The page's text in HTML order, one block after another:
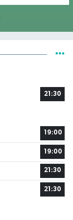
21:30
19:00
19:00
21:30
21:30